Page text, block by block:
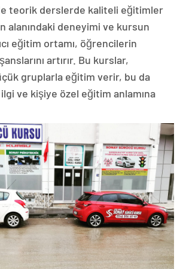
teorik derslerde kaliteli eğitimler
alanındaki deneyimi ve kursun
eğitim ortamı, öğrencilerin
artırır. Bu kurslar,
gruplarla eğitim verir, bu da
ve kişiye özel eğitim anlamına